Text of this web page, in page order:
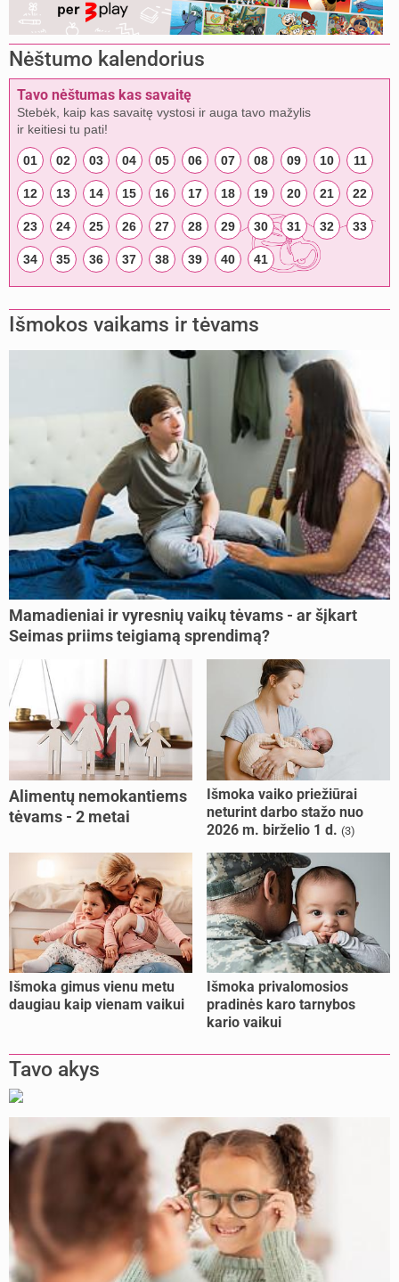
Nėštumo kalendorius
Tavo nėštumas kas savaitę
Stebėk, kaip kas savaitę vystosi ir auga tavo mažylis
ir keitiesi tu pati!
01 02 03 04 05 06 07 08 09 10 11
12 13 14 15 16 17 18 19 20 21 22
23 24 25 26 27 28 29 30 31 32 33
34 35 36 37 38 39 40 41
Išmokos vaikams ir tėvams
Mamadieniai ir vyresnių vaikų tėvams - ar šįkart
Seimas priims teigiamą sprendimą?
Alimentų nemokantiems
tėvams - 2 metai
Išmoka vaiko priežiūrai
neturint darbo stažo nuo
2026 m. birželio 1 d. (3)
Išmoka gimus vienu metu
daugiau kaip vienam vaikui
Išmoka privalomosios
pradinės karo tarnybos
kario vaikui
Tavo akys